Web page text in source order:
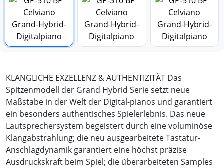
KLANGLICHE EXZELLENZ & AUTHENTIZITÄT Das
Spitzenmodell der Grand Hybrid Serie setzt neue
Maßstabe in der Welt der Digital-pianos und garantiert
ein besonders authentisches Spielerlebnis. Das neue
Lautsprechersystem begeistert durch eine voluminöse
Klangabstrahlung; die neu ausgearbeitete Tastatur-
Anschlagdynamik garantiert eine höchst präzise
Ausdruckskraft beim Spiel; die überarbeiteten Samples